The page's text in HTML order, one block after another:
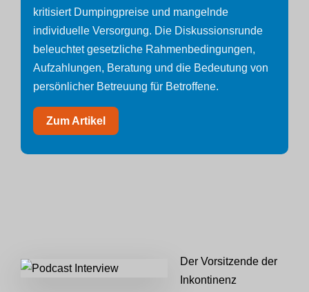
kritisiert Dumpingpreise und mangelnde
individuelle Versorgung. Die Diskussionsrunde
beleuchtet gesetzliche Rahmenbedingungen,
Aufzahlungen, Beratung und die Bedeutung von
persönlicher Betreuung für Betroffene.
Zum Artikel
Der Vorsitzende der
Inkontinenz